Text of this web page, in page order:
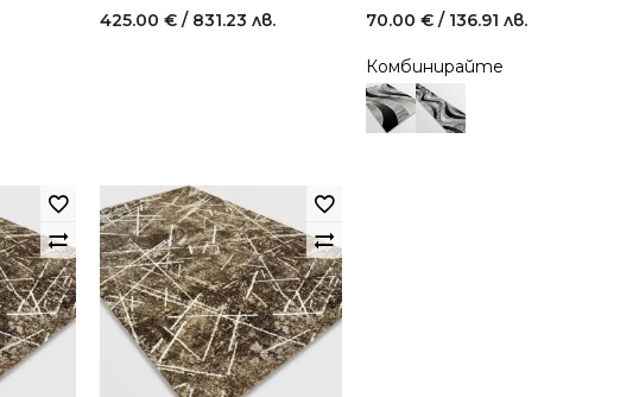
425.00 € / 831.23 лв. 70.00 € / 136.91 лв.
Комбинирайте